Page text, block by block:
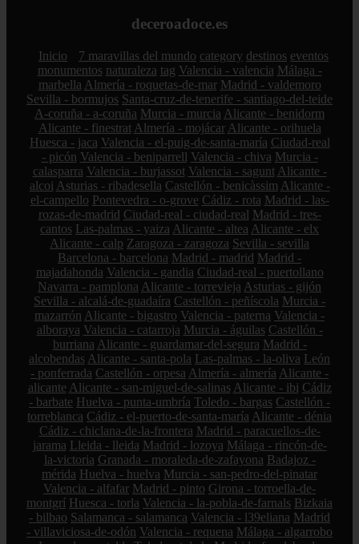
deceroadoce.es
Inicio 7 maravillas del mundo category destinos eventos
monumentos naturaleza tag Valencia - valencia Málaga -
marbella Almería - roquetas-de-mar Madrid - valdemoro
Sevilla - bormujos Santa-cruz-de-tenerife - santiago-del-teide
A-coruña - a-coruña Murcia - murcia Alicante - benidorm
Alicante - finestrat Almería - mojácar Alicante - orihuela
Huesca - jaca Valencia - el-puig-de-santa-maría Ciudad-real
- picón Valencia - beniparrell Valencia - chiva Murcia -
calasparra Valencia - burjassot Valencia - sagunt Alicante -
alcoi Asturias - ribadesella Castellón - benicàssim Alicante -
el-campello Pontevedra - o-grove Cádiz - rota Madrid - las-
rozas-de-madrid Ciudad-real - ciudad-real Madrid - tres-
cantos Las-palmas - yaiza Alicante - altea Alicante - elx
Alicante - calp Zaragoza - zaragoza Sevilla - sevilla
Barcelona - barcelona Madrid - madrid Madrid -
majadahonda Valencia - gandia Ciudad-real - puertollano
Navarra - pamplona Alicante - torrevieja Asturias - gijón
Sevilla - alcalá-de-guadaíra Castellón - peñíscola Murcia -
mazarrón Alicante - bigastro Valencia - paterna Valencia -
alboraya Valencia - catarroja Murcia - águilas Castellón -
burriana Alicante - guardamar-del-segura Madrid -
alcobendas Alicante - santa-pola Las-palmas - la-oliva León
- ponferrada Castellón - orpesa Almería - almería Alicante -
alicante Alicante - san-miguel-de-salinas Alicante - ibi Cádiz
- barbate Huelva - punta-umbría Toledo - bargas Castellón -
torreblanca Cádiz - el-puerto-de-santa-maría Alicante - dénia
Cádiz - chiclana-de-la-frontera Madrid - paracuellos-de-
jarama Lleida - lleida Madrid - lozoya Málaga - rincón-de-
la-victoria Granada - moraleda-de-zafayona Badajoz -
mérida Huelva - huelva Murcia - san-pedro-del-pinatar
Valencia - alfafar Madrid - pinto Girona - torroella-de-
montgrí Huesca - torla Valencia - la-pobla-de-farnals Bizkaia
- bilbao Salamanca - salamanca Valencia - l39eliana Madrid
- villaviciosa-de-odón Valencia - requena Málaga - algarrobo